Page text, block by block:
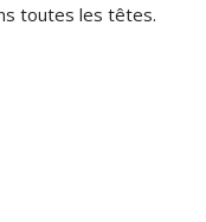
toutes les têtes.